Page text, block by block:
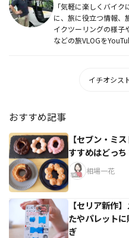
「気軽に楽しくバイ
に、旅に役立つ情報、
イクツーリングの様子
などの旅VLOGを
イチオシス
おすすめ記事
【セブン・ミ
すすめはどっち
相場一花
【セリア新作
たやパレット
ぎ